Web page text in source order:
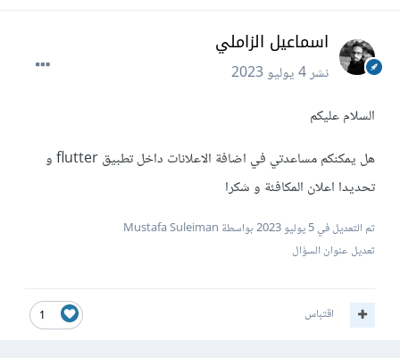
اسماعيل الزاملي
نشر4 يوليو 2023
السلام عليكم
هل يمكنكم مساعدتي في اضافة الاعلانات داخل تطبيق flutter و
تحديدا اعلان المكافئة و شكرا
تم التعديل في5 يوليو 2023
بواسطة Mustafa Suleiman
تعديل عنوان السؤال
1 اقتباس